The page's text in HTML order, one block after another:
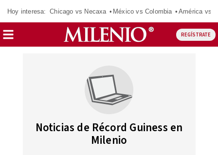
Hoy interesa: Chicago vs Necaxa México vs Colombia América vs
REGÍSTRATE
Noticias de Récord Guiness en
Milenio